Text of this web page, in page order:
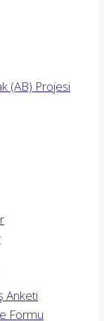
(AB) Projesi
Anketi
Formu